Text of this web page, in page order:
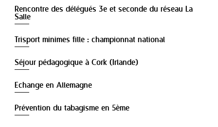
Rencontre des délégués 3e et seconde du réseau La
Salle
Trisport minimes fille : championnat national
Séjour pédagogique à Cork (Irlande)
Echange en Allemagne
Prévention du tabagisme en 5ème